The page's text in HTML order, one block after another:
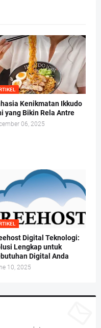
Kenikmatan Ikkudo
yang Bikin Rela Antre
06, 2025
Digital Teknologi:
Lengkap untuk
Digital Anda
10, 2025